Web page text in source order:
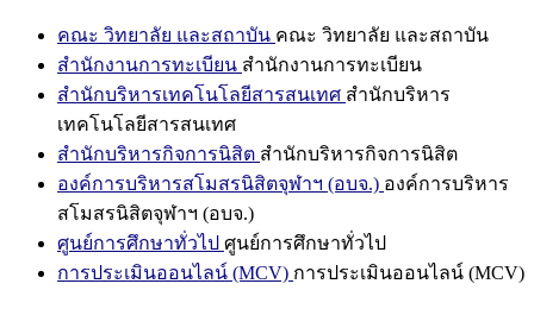
คณะ วิทยาลัย และสถาบัน คณะ วิทยาลัย และสถาบัน
สำนักงานการทะเบียน สำนักงานการทะเบียน
สำนักบริหารเทคโนโลยีสารสนเทศ สำนักบริหาร
เทคโนโลยีสารสนเทศ
สำนักบริหารกิจการนิสิต สำนักบริหารกิจการนิสิต
องค์การบริหารสโมสรนิสิตจุฬาฯ (อบจ.) องค์การบริหาร
สโมสรนิสิตจุฬาฯ (อบจ.)
ศูนย์การศึกษาทั่วไป ศูนย์การศึกษาทั่วไป
การประเมินออนไลน์ (MCV) การประเมินออนไลน์ (MCV)